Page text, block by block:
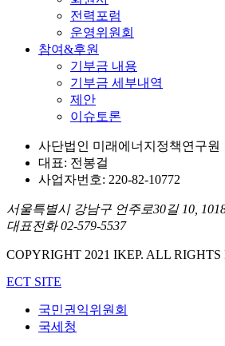
전력포럼
운영위원회
참여&후원
기부금 내용
기부금 세부내역
제안
이슈토론
사단법인 미래에너지정책연구원
대표: 전봉걸
사업자번호: 220-82-10772
서울특별시 강남구 언주로30길 10,
대표전화 02-579-5537
COPYRIGHT 2021 IKEP. ALL RIGHTS
ECT SITE
국민권익위원회
국세청